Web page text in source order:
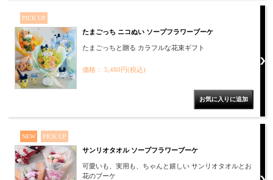
PICK UP
たまごっち ニコぬい ソープフラワーブーケ
たまごっちと贈る カラフルな花束ギフト
価格： 5,480円(税込)
NEW PICK UP
サンリオタオル ソープフラワーブーケ
可愛いも、実用も、ちゃんと嬉しい サンリオタオルとお
花のブーケ